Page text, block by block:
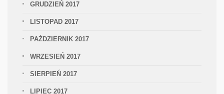
GRUDZIEŃ 2017
LISTOPAD 2017
PAŹDZIERNIK 2017
WRZESIEŃ 2017
SIERPIEŃ 2017
LIPIEC 2017